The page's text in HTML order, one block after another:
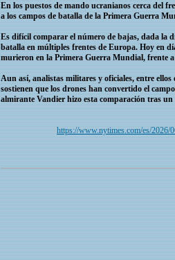
En los puestos de mando ucranianos cerca del
a los campos de batalla de la Primera Guerra
Es difícil comparar el número de bajas, dada la
batalla en múltiples frentes de Europa. Hoy en
murieron en la Primera Guerra Mundial, frente
Aun así, analistas militares y oficiales, entre
sostienen que los drones han convertido el
almirante Vandier hizo esta comparación tras
https://www.nytimes.com/es/2026/